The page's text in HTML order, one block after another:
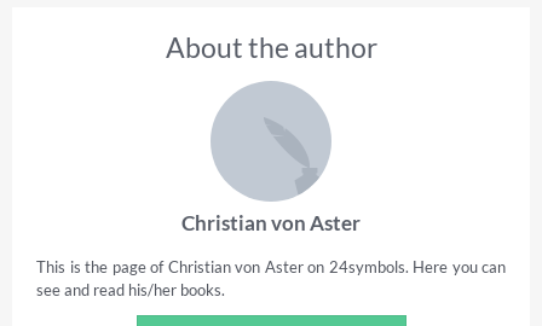
About the author
Christian von Aster
This is the page of Christian von Aster on 24symbols. Here you can
see and read his/her books.